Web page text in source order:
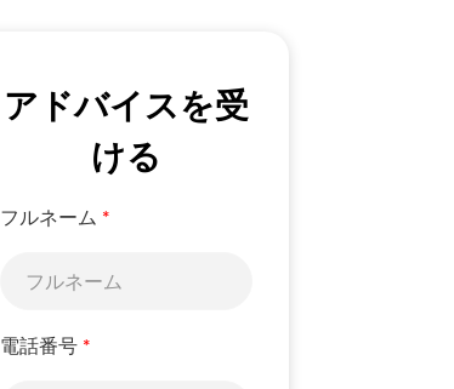
アドバイスを受
ける
フルネーム *
電話番号 *